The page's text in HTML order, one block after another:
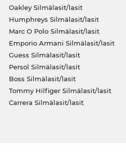
Oakley Silmälasit/lasit
Humphreys Silmälasit/lasit
Marc O Polo Silmälasit/lasit
Emporio Armani Silmälasit/lasit
Guess Silmälasit/lasit
Persol Silmälasit/lasit
Boss Silmälasit/lasit
Tommy Hilfiger Silmälasit/lasit
Carrera Silmälasit/lasit